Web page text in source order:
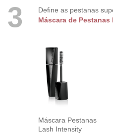
3
Define as pestanas
Máscara de
Máscara Pestanas
Lash Intensity